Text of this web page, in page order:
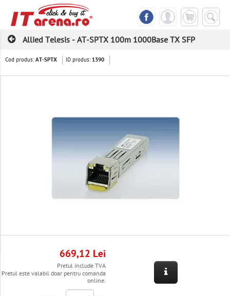
Allied Telesis - AT-SPTX 100m 1000Base TX SFP
Cod produs:AT-SPTX ID produs: 1390
669,12 Lei
Pretul include TVA
Pretul este valabil doar pentru comanda
online.